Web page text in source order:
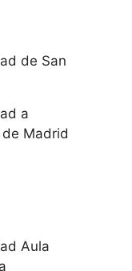
de San
a
Madrid
Aula